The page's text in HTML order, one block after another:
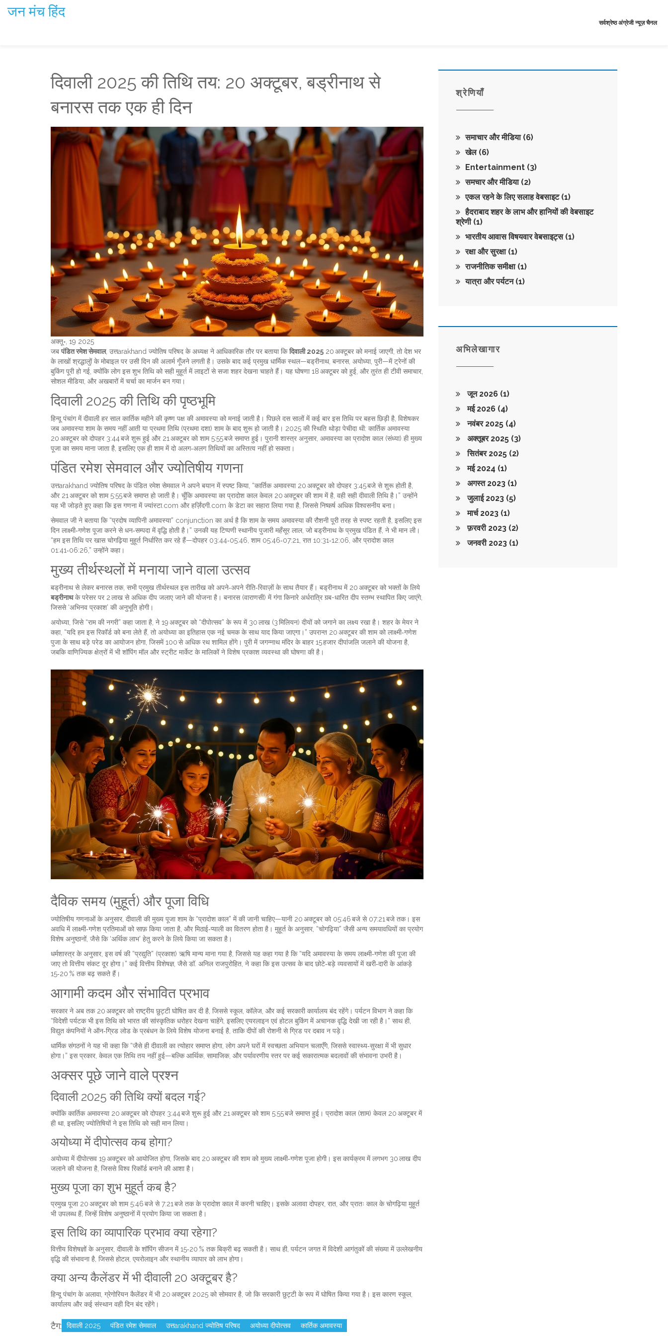
जन मंच हिंद
सर्वश्रेष्ठ अंग्रेजी न्यूज़ चैनल
दिवाली 2025 की तिथि तय: 20 अक्टूबर, बड्रीनाथ से
बनारस तक एक ही दिन
अक्तू॰, 19 2025
जब पंडित रमेश सेमवाल, उत्तarakhand ज्योतिष परिषद के अध्यक्ष ने आधिकारिक तौर पर बताया किदिवाली 2025 20 अक्टूबर को मनाई जाएगी, तो देश भर
के लाखों श्रद्धालुों के मोबाइल पर उसी दिन की अलार्म गूँजने लगती है। उसके बाद कई प्रमुख धार्मिक स्थल—बड्रीनाथ, बनारस, अयोध्या, पुरी—में ट्रेनों की
बुकिंग पूरी हो गई, क्योंकि लोग इस शुभ तिथि को सही मुहूर्त में लाइटों से सजा शहर देखना चाहते हैं। यह घोषणा 18 अक्टूबर को हुई, और तुरंत ही टीवी समाचार,
सोशल मीडिया, और अखबारों में चर्चा का मार्जन बन गया।
दिवाली 2025 की तिथि की पृष्ठभूमि
हिन्दू पंचांग में दीवाली हर साल कार्तिक महीने की कृष्ण पक्ष की अमावस्या को मनाई जाती है। पिछले दस सालों में कई बार इस तिथि पर बहस छिड़ी है, विशेषकर
जब अमावस्या शाम के समय नहीं आती या प्रथमा तिथि (प्रथमा दशा) शाम के बाद शुरू हो जाती है। 2025 की स्थिति थोड़ा पेचीदा थी: कार्तिक अमावस्या
20 अक्टूबर को दोपहर 3:44 बजे शुरू हुई और 21 अक्टूबर को शाम 5:55 बजे समाप्त हुई। पुरानी शास्त्र अनुसार, अमावस्या का प्रादोश काल (संध्या) ही मुख्य
पूजा का समय माना जाता है, इसलिए एक ही शाम में दो अलग‑अलग तिथियों का अस्तित्व नहीं हो सकता।
पंडित रमेश सेमवाल और ज्योतिषीय गणना
उत्तarakhand ज्योतिष परिषद केपंडित रमेश सेमवालने अपने बयान में स्पष्ट किया, “कार्तिक अमावस्या 20 अक्टूबर को दोपहर 3:45 बजे से शुरू होती है,
और 21 अक्टूबर को शाम 5:55 बजे समाप्त हो जाती है। चूँकि अमावस्या का प्रादोश काल केवल 20 अक्टूबर की शाम में है, वही सही दीवाली तिथि है।” उन्होंने
यह भी जोड़ते हुए कहा कि इस गणना मेंज्यांस्टा.com और हर्ज़िंदगी.com के डेटा का सहारा लिया गया है, जिससे निष्कर्ष अधिक विश्वसनीय बना।
सेमवाल जी ने बताया कि “प्रदोष व्यापिनी अमावस्या” conjunction का अर्थ है कि शाम के समय अमावस्या की रौशनी पूरी तरह से स्पष्ट रहती है, इसलिए इस
दिन लाक्ष्मी‑गणेश पूजा करने से धन‑सम्पदा में वृद्धि होती है।” उनकी यह टिप्पणी स्थानीय पुजारी महँसूर लाल, जो बड्रीनाथ के प्रमुख पंडित हैं, ने भी मान ली।
“हम इस तिथि पर खास चोगढ़िया मुहूर्त निर्धारित कर रहे हैं—दोपहर 03:44‑05:46, शाम 05:46‑07:21, रात 10:31‑12:06, और प्रादोश काल
01:41‑06:26,” उन्होंने कहा।
मुख्य तीर्थस्थलों में मनाया जाने वाला उत्सव
बड्रीनाथ से लेकर बनारस तक, सभी प्रमुख तीर्थस्थल इस तारीख को अपने‑अपने रीति‑रिवाज़ों के साथ तैयार हैं। बड्रीनाथ में 20 अक्टूबर को भक्तों के लिये
बड्रीनाथके परेसर पर 2 लाख से अधिक दीप जलाए जाने की योजना है। बनारस (वाराणसी) में गंगा किनारे अर्धरात्रि गर्‍ब-धारित दीप स्तम्भ स्थापित किए जाएंगे,
जिससे ‘अभिनव प्रकाश’ की अनुभूति होगी।
अयोध्या, जिसे “राम की नगरी” कहा जाता है, ने 19 अक्टूबर को “दीपोत्सव” के रूप में 30 लाख (3 मिलियन) दीयों को जगाने का लक्ष्य रखा है। शहर के मेयर ने
कहा, “यदि हम इस रिकॉर्ड को बना लेते हैं, तो अयोध्या का इतिहास एक नई चमक के साथ याद किया जाएगा।” उपरान्त 20 अक्टूबर की शाम को लाक्ष्मी‑गणेश
पुजा के साथ बड़े परेड का आयोजन होगा, जिसमें 100 से अधिक रथ शामिल होंगे। पुरी में जगन्नाथ मंदिर के बाहर 15 हजार दीपांजलि जलाने की योजना है,
जबकि वाणिज्यिक क्षेत्रों में भी शॉपिंग मॉल और स्ट्रीट मार्केट के मालिकों ने विशेष प्रकाश व्यवस्था की घोषणा की है।
दैविक समय (मुहूर्त) और पूजा विधि
ज्योतिषीय गणनाओं के अनुसार, दीवाली की मुख्य पूजा शाम के “प्रादोश काल” में की जानी चाहिए—यानी 20 अक्टूबर को 05:46 बजे से 07:21 बजे तक। इस
अवधि में लाक्ष्मी‑गणेश प्रतिमाओं को साफ़ किया जाता है, और मिठाई‑प्याली का वितरण होता है। मुहूर्त के अनुसार, “चोगढ़िया” जैसी अन्य समयावधियों का प्रयोग
विशेष अनुष्ठानों, जैसे कि ‘अर्थिक लाभ’ हेतु करने के लिये किया जा सकता है।
धर्मशास्त्र के अनुसार, इस वर्ष की “प्रद्युति” (प्रकाश) ऋषि मान्य माना गया है, जिससे यह कहा गया है कि “यदि अमावस्या के समय लाक्ष्मी‑गणेश की पूजा की
जाए तो वित्तीय संकट दूर होगा।” कई वित्तीय विशेषज्ञ, जैसेडॉ. अनिल राजपुरोहित , ने कहा कि इस उत्सव के बाद छोटे‑बड़े व्यवसायों में खरी‑दारी के आंकड़े
15‑20 % तक बढ़ सकते हैं।
आगामी कदम और संभावित प्रभाव
सरकार ने अब तक 20 अक्टूबर को राष्ट्रीय छुट्टी घोषित कर दी है, जिससे स्कूल, कॉलेज, और कई सरकारी कार्यालय बंद रहेंगे। पर्यटन विभाग ने कहा कि
“विदेशी पर्यटक भी इस तिथि को भारत की सांस्कृतिक धरोहर देखना चाहेंगे, इसलिए एयरलाइन एवं होटल बुकिंग में अचानक वृद्धि देखी जा रही है।” साथ ही,
विद्युत कंपनियों ने ऑन‑ग्रिड लोड के प्रबंधन के लिये विशेष योजना बनाई है, ताकि दीपों की रोशनी से ग्रिड पर दबाव न पड़े।
धार्मिक संगठनों ने यह भी कहा कि “जैसे ही दीवाली का त्योहार समाप्त होगा, लोग अपने घरों में स्वच्छता अभियान चलाएँगे, जिससे स्वास्थ्य‑सुरक्षा में भी सुधार
होगा।” इस प्रकार, केवल एक तिथि तय नहीं हुई—बल्कि आर्थिक, सामाजिक, और पर्यावरणीय स्तर पर कई सकारात्मक बदलावों की संभावना उभरी है।
अक्सर पूछे जाने वाले प्रश्न
दिवाली 2025 की तिथि क्यों बदल गई?
क्योंकि कार्तिक अमावस्या 20 अक्टूबर को दोपहर 3:44 बजे शुरू हुई और 21 अक्टूबर को शाम 5:55 बजे समाप्त हुई। प्रादोश काल (शाम) केवल 20 अक्टूबर में
ही था, इसलिए ज्योतिषियों ने इस तिथि को सही मान लिया।
अयोध्या में दीपोत्सव कब होगा?
अयोध्या में दीपोत्सव 19 अक्टूबर को आयोजित होगा, जिसके बाद 20 अक्टूबर की शाम को मुख्य लाक्ष्मी‑गणेश पूजा होगी। इस कार्यक्रम में लगभग 30 लाख दीप
जलाने की योजना है, जिससे विश्व रिकॉर्ड बनाने की आशा है।
मुख्य पूजा का शुभ मुहूर्त कब है?
प्रमुख पूजा 20 अक्टूबर को शाम 5:46 बजे से 7:21 बजे तक के प्रादोश काल में करनी चाहिए। इसके अलावा दोपहर, रात, और प्रातः काल के चोगढ़िया मुहूर्त
भी उपलब्ध हैं, जिन्हें विशेष अनुष्ठानों में प्रयोग किया जा सकता है।
इस तिथि का व्यापारिक प्रभाव क्या रहेगा?
वित्तीय विशेषज्ञों के अनुसार, दीवाली के शॉपिंग सीजन में 15‑20 % तक बिक्री बढ़ सकती है। साथ ही, पर्यटन जगत में विदेशी आगंतुकों की संख्या में उल्लेखनीय
वृद्धि की संभावना है, जिससे होटल, एयरोलाइन और स्थानीय व्यापार को लाभ होगा।
क्या अन्य कैलेंडर में भी दीवाली 20 अक्टूबर है?
हिन्दू पंचांग के अलावा, ग्रेगोरियन कैलेंडर में भी 20 अक्टूबर 2025 को सोमवार है, जो कि सरकारी छुट्टी के रूप में घोषित किया गया है। इस कारण स्कूल,
कार्यालय और कई संस्थान वही दिन बंद रहेंगे।
टैग: दिवाली 2025 पंडित रमेश सेमवाल उत्तarakhand ज्योतिष परिषद अयोध्या दीपोत्सव कार्तिक अमावस्या
श्रेणियाँ
समाचार और मीडिया (6)
खेल (6)
Entertainment (3)
समचार और मीडिया (2)
एकल रहने के लिए सलाह वेबसाइट (1)
हैदराबाद शहर के लाभ और हानियों की वेबसाइट
श्रेणी (1)
भारतीय आवास विषयवार वेबसाइट्स (1)
रक्षा और सुरक्षा (1)
राजनीतिक समीक्षा (1)
यात्रा और पर्यटन (1)
अभिलेखागार
जून 2026 (1)
मई 2026 (4)
नवंबर 2025 (4)
अक्तूबर 2025 (3)
सितंबर 2025 (2)
मई 2024 (1)
अगस्त 2023 (1)
जुलाई 2023 (5)
मार्च 2023 (1)
फ़रवरी 2023 (2)
जनवरी 2023 (1)